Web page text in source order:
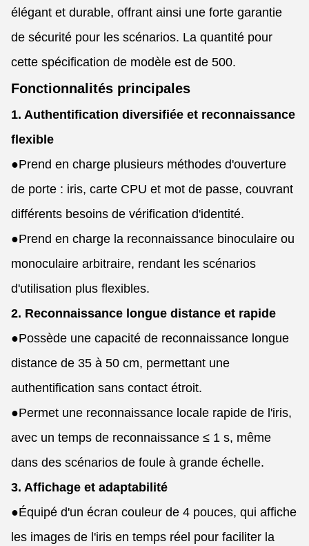
élégant et durable, offrant ainsi une forte garantie
de sécurité pour les scénarios. La quantité pour
cette spécification de modèle est de 500.
Fonctionnalités principales
1. Authentification diversifiée et reconnaissance
flexible
●Prend en charge plusieurs méthodes d'ouverture
de porte : iris, carte CPU et mot de passe, couvrant
différents besoins de vérification d'identité.
●Prend en charge la reconnaissance binoculaire ou
monoculaire arbitraire, rendant les scénarios
d'utilisation plus flexibles.
2. Reconnaissance longue distance et rapide
●Possède une capacité de reconnaissance longue
distance de 35 à 50 cm, permettant une
authentification sans contact étroit.
●Permet une reconnaissance locale rapide de l'iris,
avec un temps de reconnaissance ≤ 1 s, même
dans des scénarios de foule à grande échelle.
3. Affichage et adaptabilité
●Équipé d'un écran couleur de 4 pouces, qui affiche
les images de l'iris en temps réel pour faciliter la